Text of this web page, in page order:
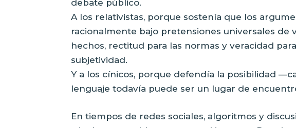
debate público.
A los relativistas, porque sostenía que los
racionalmente bajo pretensiones universales de
hechos, rectitud para las normas y veracidad
subjetividad.
Y a los cínicos, porque defendía la posibilidad
lenguaje todavía puede ser un lugar de
En tiempos de redes sociales, algoritmos y